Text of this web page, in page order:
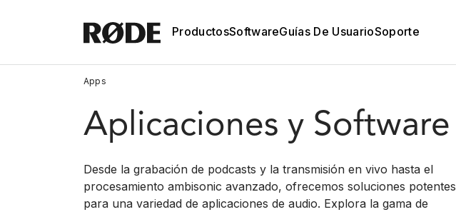
ProductosSoftwareGuías De UsuarioSoporte
Apps
Aplicaciones y Software
Desde la grabación de podcasts y la transmisión en vivo hasta el
procesamiento ambisonic avanzado, ofrecemos soluciones potentes
para una variedad de aplicaciones de audio. Explora la gama de